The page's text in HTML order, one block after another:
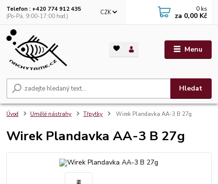
Menu
CZK
Hledat
Telefon : +420 774 912 435
(Po-Pá, 9:00-17:00 hod.)
0 ks
za 0,00 Kč
Úvod Umělé nástrahy Třpytky Wirek Plandavka AA-3 B 27g
Wirek Plandavka AA-3 B 27g